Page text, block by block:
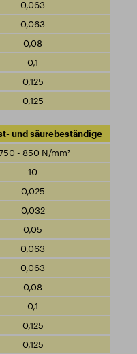
0,063
0,063
0,08
0,1
0,125
0,125
und säurebeständige
- 850 N/mm²
10
0,025
0,032
0,05
0,063
0,063
0,08
0,1
0,125
0,125